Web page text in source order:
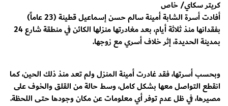
كريتر سكاي/ خاص
أفادت أسرة الشابة أمينة سالم حسن إسماعيل قطينة (23 عاماً)
بفقدانها منذ ثلاثة أيام، بعد مغادرتها منزلها الكائن في منطقة شارع 24
بمدينة الحديدة، إثر خلاف أسري مع زوجها.
وبحسب أسرتها، فقد غادرت أمينة المنزل ولم تعد منذ ذلك الحين، كما
انقطع التواصل معها بشكل كامل، وسط حالة من القلق والخوف على
مصيرها، في ظل عدم توفر أي معلومات عن مكان وجودها حتى اللحظة.